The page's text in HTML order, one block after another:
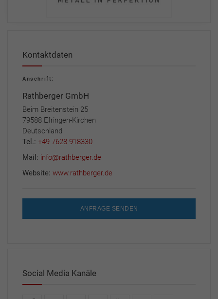
Kontaktdaten
Anschrift:
Rathberger GmbH
Beim Breitenstein 25
79588 Efringen-Kirchen
Deutschland
Tel.: +49 7628 918330
Mail: info@rathberger.de
Website: www.rathberger.de
ANFRAGE SENDEN
Social Media Kanäle